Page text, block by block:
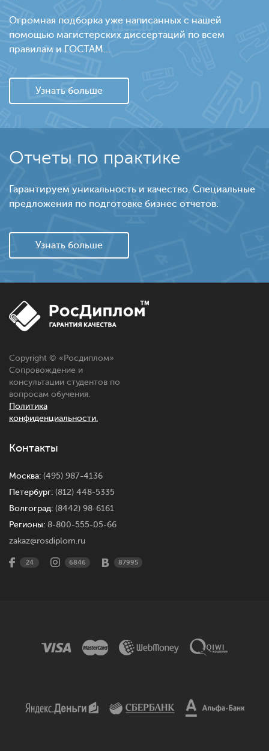
Огромная подборка уже написанных с нашей
помощью магистерских диссертаций по всем
правилам и ГОСТАМ...
Узнать больше
Отчеты по практике
Гарантируем уникальность и качество. Специальные
предложения по подготовке бизнес отчетов.
Узнать больше
Copyright © « Росдиплом»
Сопровождение и
консультации студентов по
вопросам обучения.
Политика
конфиденциальности.
Контакты
Москва: (495) 987-4136
Петербург: (812) 448-5335
Волгоград: (8442) 98-6161
Регионы: 8-800-555-05-66
zakaz@rosdiplom.ru
24 6846 87995